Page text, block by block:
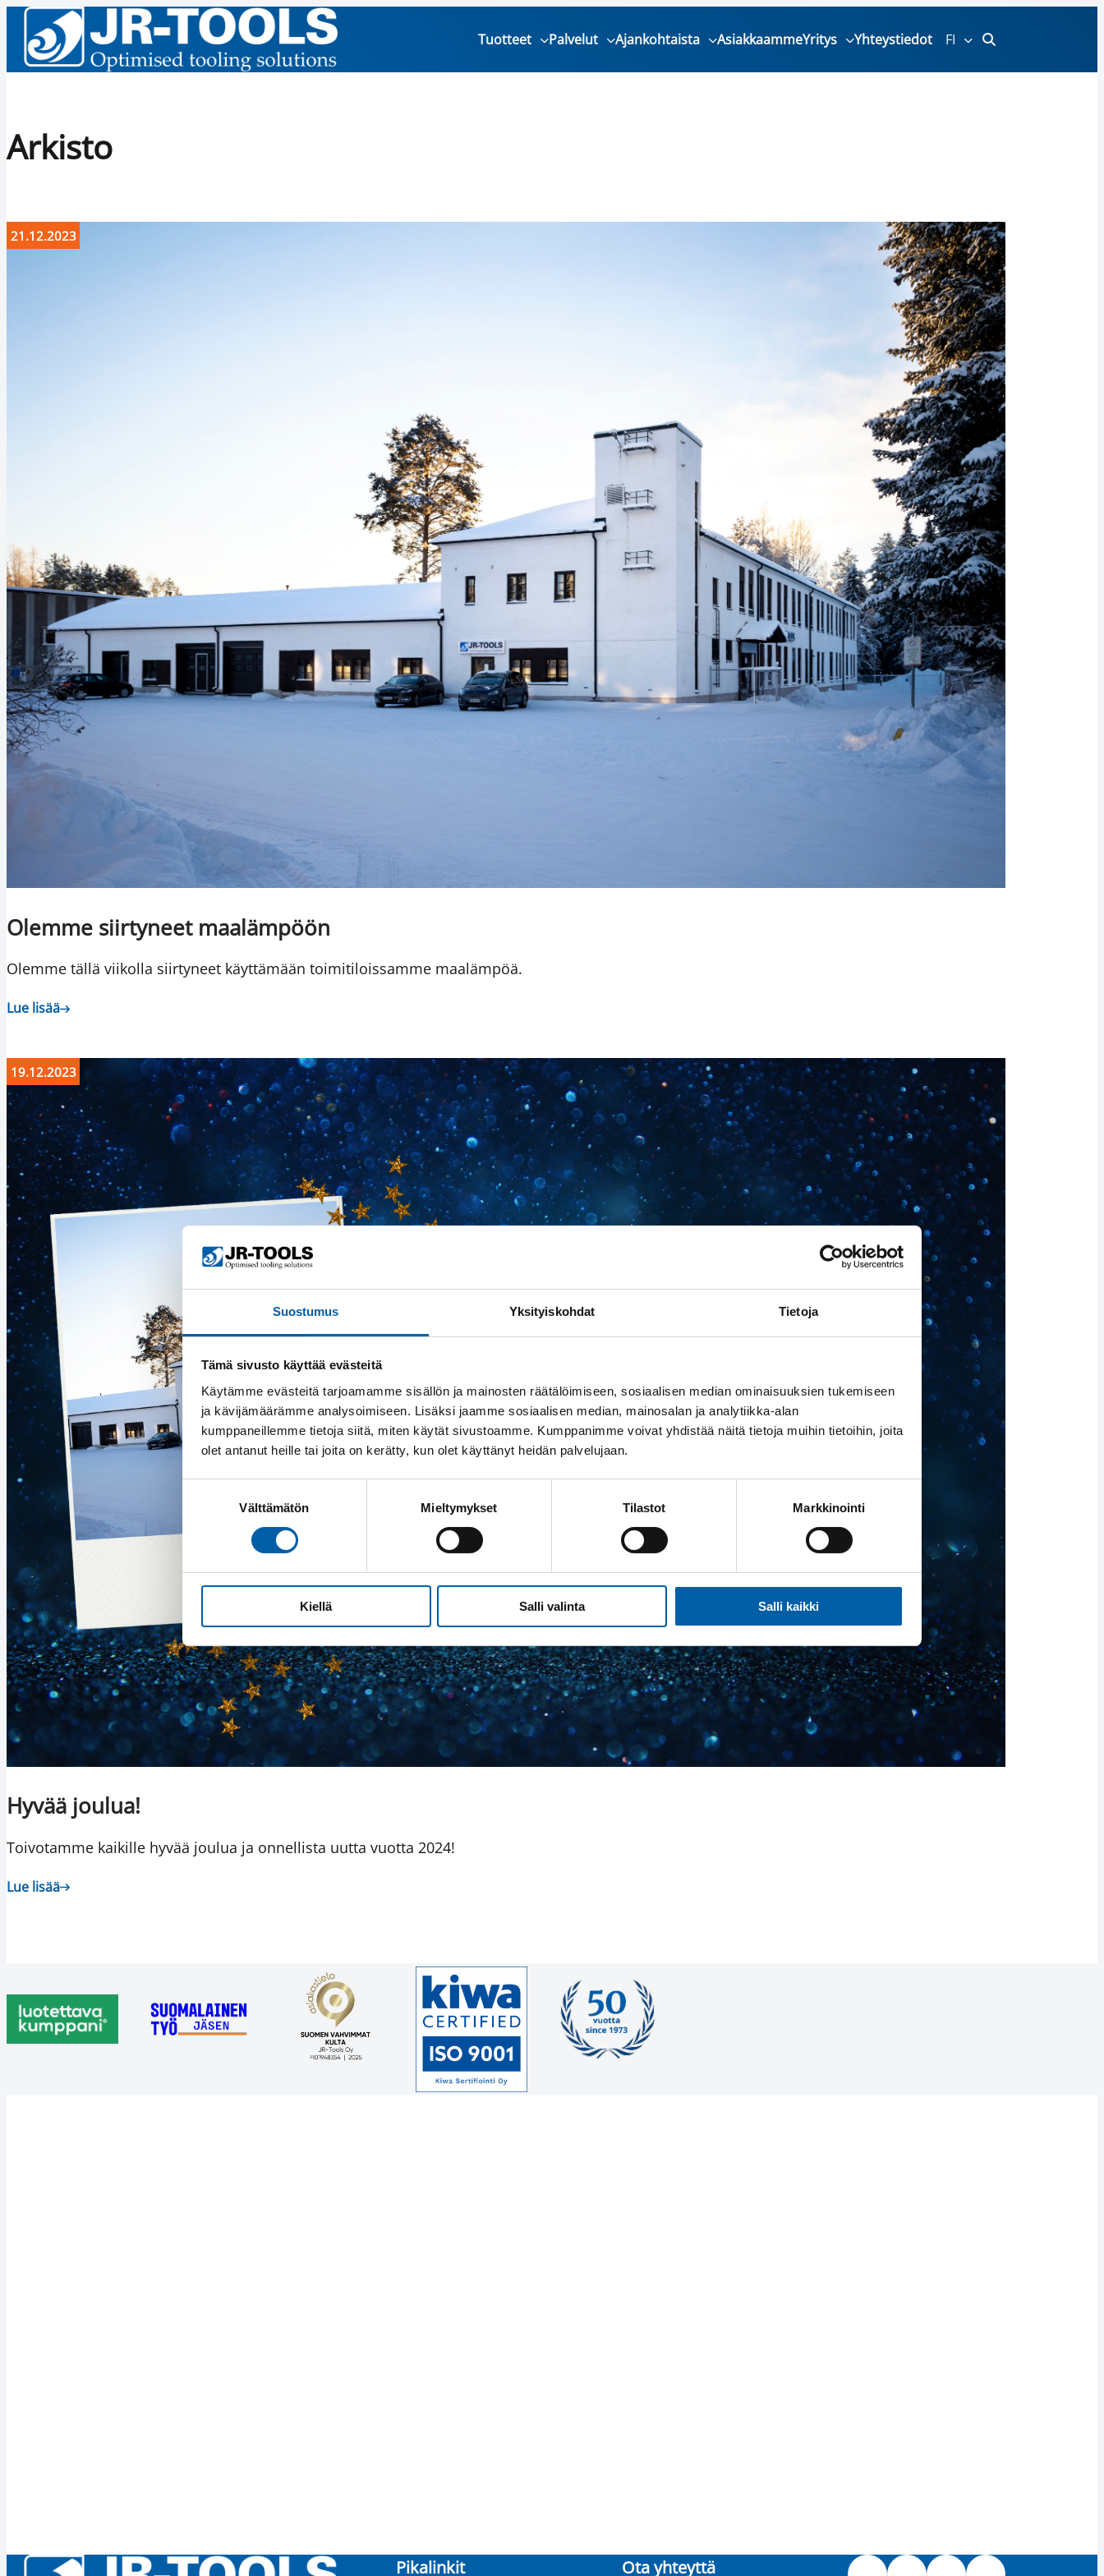
Suostumus Yksityiskohdat Tietoja
Tämä sivusto käyttää evästeitä
Käytämme evästeitä tarjoamamme sisällön ja mainosten räätälöimiseen, sosiaalisen median ominaisuuksien tukemiseen
ja kävijämäärämme analysoimiseen. Lisäksi jaamme sosiaalisen median, mainosalan ja analytiikka-alan
kumppaneillemme tietoja siitä, miten käytät sivustoamme. Kumppanimme voivat yhdistää näitä tietoja muihin tietoihin, joita
olet antanut heille tai joita on kerätty, kun olet käyttänyt heidän palvelujaan.
Välttämätön Mieltymykset Tilastot Markkinointi
Kiellä Salli valinta Salli kaikki
Tuotteet Palvelut Ajankohtaista AsiakkaammeYritys Yhteystiedot FI
Arkisto
21.12.2023
Olemme siirtyneet maalämpöön
Olemme tällä viikolla siirtyneet käyttämään toimitiloissamme maalämpöä.
Lue lisää
19.12.2023
Hyvää joulua!
Toivotamme kaikille hyvää joulua ja onnellista uutta vuotta 2024!
Lue lisää
Pikalinkit Ota yhteyttä